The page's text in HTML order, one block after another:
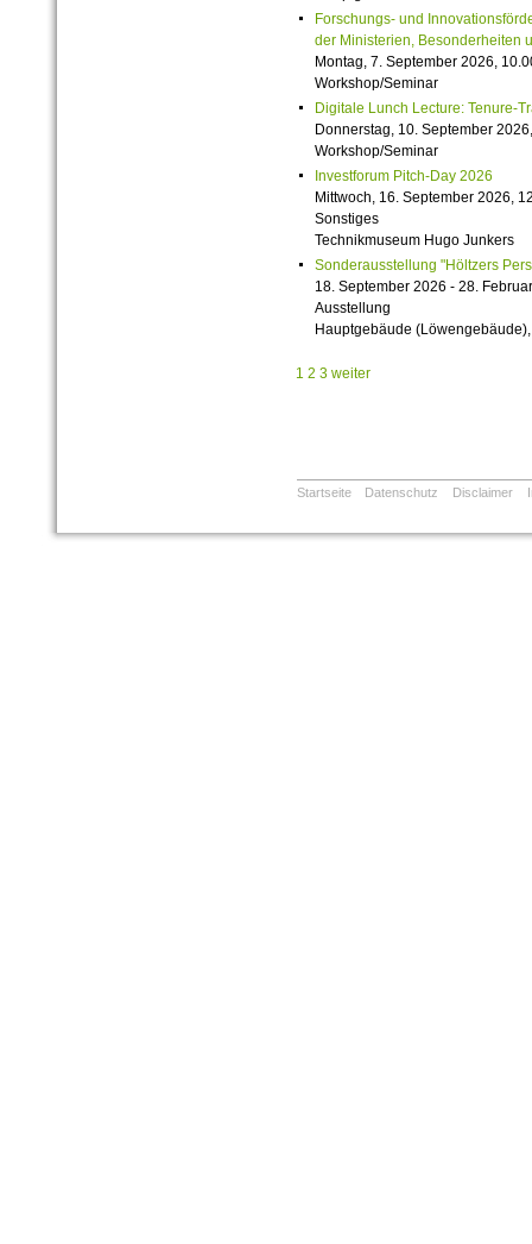
Forschungs- und
der Ministerien, Besonderheiten
Montag, 7. September 2026,
Workshop/Seminar
Digitale Lunch Lecture: Tenure-
Donnerstag, 10. September
Workshop/Seminar
Investforum Pitch-Day 2026
Mittwoch, 16. September 2026,
Sonstiges
Technikmuseum Hugo Junkers
Sonderausstellung "Höltzers
18. September 2026 - 28.
Ausstellung
Hauptgebäude
1 2 3 weiter
Startseite Datenschutz Disclaimer